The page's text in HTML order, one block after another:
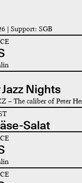
| Support: SGB
Nights
– The caliber of Peter
Salat